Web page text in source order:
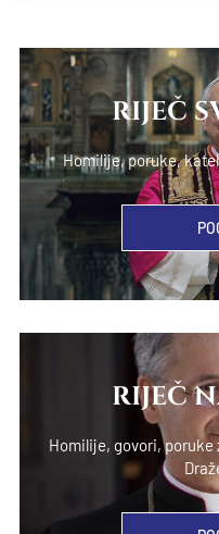
RIJEČ
Homilije, poruke,
RIJEČ
Homilije, govori, poruke